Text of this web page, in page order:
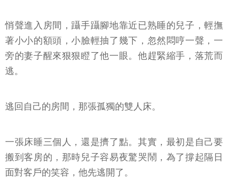
悄聲進入房間，躡手躡腳地靠近已熟睡的兒子，輕撫
著小小的額頭，小臉輕抽了幾下，忽然悶哼一聲，一
旁的妻子醒來狠狠瞪了他一眼。他趕緊縮手，落荒而
逃。
逃回自己的房間，那張孤獨的雙人床。
一張床睡三個人，還是擠了點。其實，最初是自己要
搬到客房的，那時兒子容易夜驚哭鬧，為了撐起隔日
面對客戶的笑容，他先逃開了。